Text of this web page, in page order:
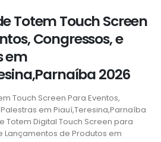
Totem Touch Screen
Congressos, e
em
2026
Touch Screen Para Eventos,
em Piauí,Teresina,Parnaíba
Totem Digital Touch Screen para
Lançamentos de Produtos em